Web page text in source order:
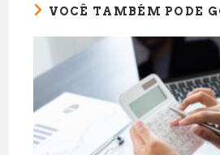
VOCÊ TAMBÉM PODE